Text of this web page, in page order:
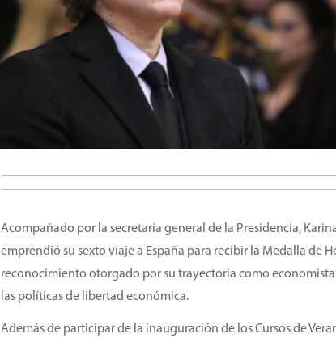
Acompañado por la secretaria general de la Presidencia,
emprendió su sexto viaje a España para recibir la Medalla de
reconocimiento otorgado por su trayectoria como
las políticas de libertad económica.
Además de participar de la inauguración de los Cursos de